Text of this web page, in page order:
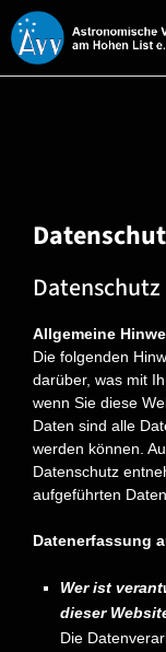
Allgemeine
Die folgenden
darüber, was mit
wenn Sie diese
Daten sind alle
werden können.
Datenschutz
aufgeführten
Datenerfassung
Wer ist
dieser
Die